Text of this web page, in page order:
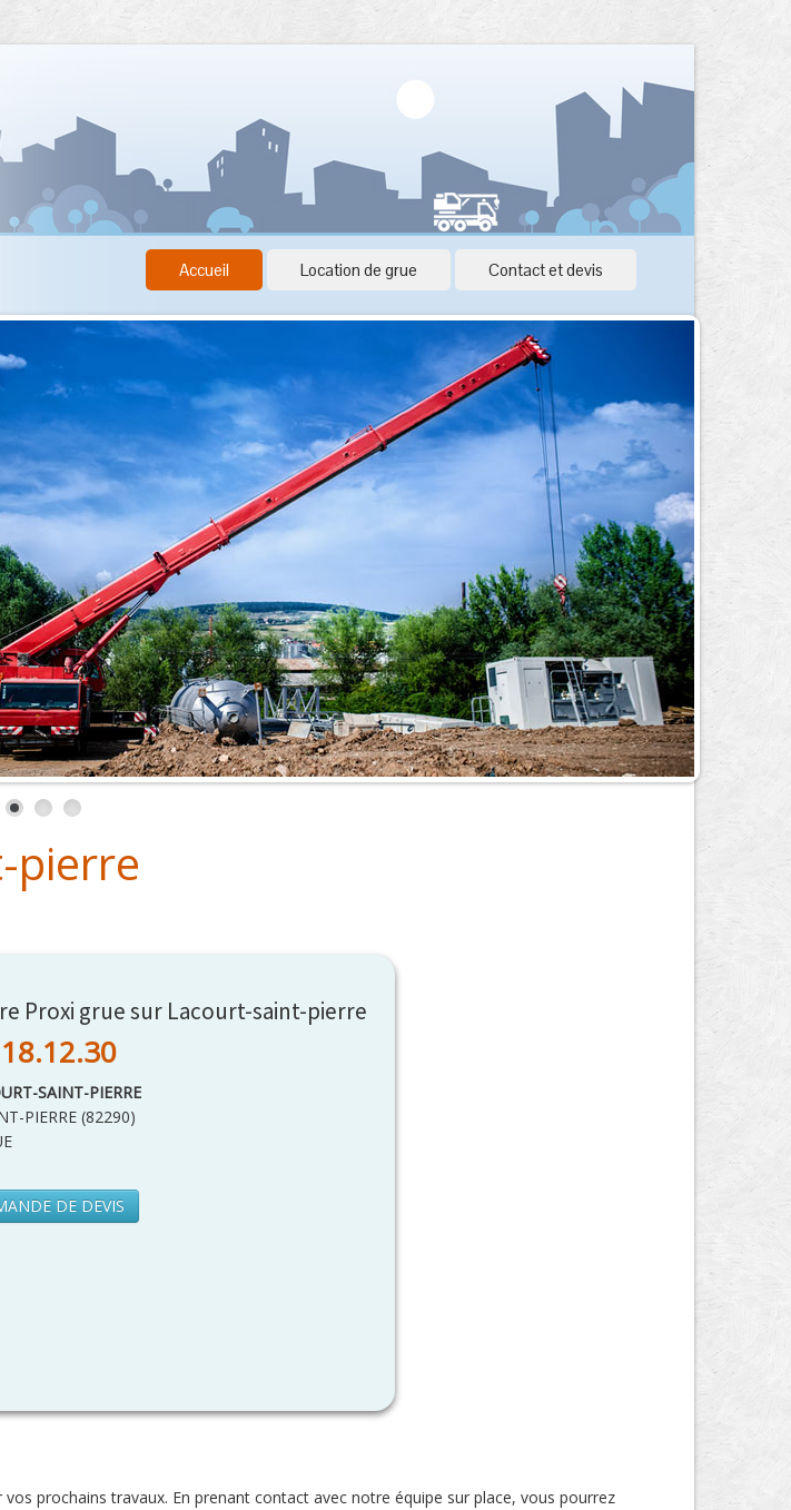
Accueil Location de grue Contact et devis
pierre
Proxi grue sur Lacourt-saint-pierre
SAINT-PIERRE
PIERRE (82290)
DE DEVIS
prochains travaux. En prenant contact avec notre équipe sur place, vous pourrez